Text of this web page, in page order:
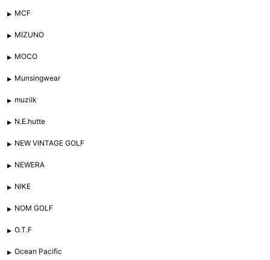
MCF
MIZUNO
MOCO
Munsingwear
muziik
N.E.hutte
NEW VINTAGE GOLF
NEWERA
NIKE
NOM GOLF
O.T.F
Ocean Pacific